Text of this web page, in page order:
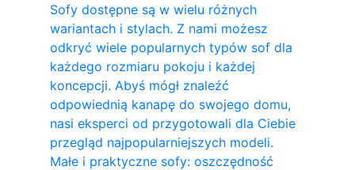
Sofy dostępne są w wielu różnych
wariantach i stylach. Z nami możesz
odkryć wiele popularnych typów sof dla
każdego rozmiaru pokoju i każdej
koncepcji. Abyś mógł znaleźć
odpowiednią kanapę do swojego domu,
nasi eksperci od przygotowali dla Ciebie
przegląd najpopularniejszych modeli.
Małe i praktyczne sofy: oszczędność